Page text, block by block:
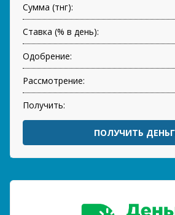
Сумма (тнг):
Ставка (% в день):
Одобрение:
Рассмотрение:
Получить:
ПОЛУЧИТЬ